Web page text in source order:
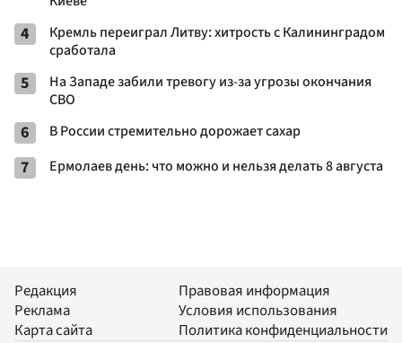
4
Кремль переиграл Литву: хитрость с Калининградом
сработала
5
На Западе забили тревогу из-за угрозы окончания
СВО
6 В России стремительно дорожает сахар
7 Ермолаев день: что можно и нельзя делать 8 августа
Редакция
Реклама
Карта сайта
Правовая информация
Условия использования
Политика конфиденциальности